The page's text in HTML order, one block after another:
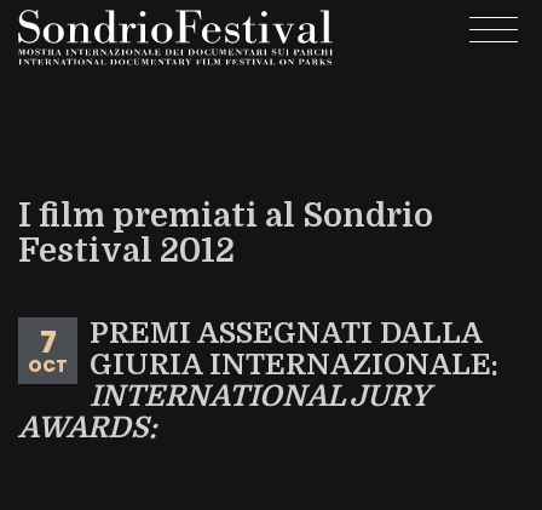
Skip
to
I film premiati al Sondrio
Festival 2012
7
OCT
PREMI ASSEGNATI DALLA
GIURIA INTERNAZIONALE:
INTERNATIONAL JURY
AWARDS: